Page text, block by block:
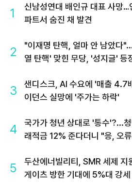
1
신남성연대 배인규 대표 사망…
파트서 숨진 채 발견
2
"이재명 탄핵, 얼마 안 남았다
열 탄핵' 맞힌 무당, '성지글' 등
3
샌디스크, AI 수요에 '매출 4.7
이던스 실망에 '주가는 하락'
4
국가가 청년 상대로 '통수'?...청
래적금 12% 준다더니 "응, 오
5
두산에너빌리티, SMR 세제 지
게이츠 방한 기대에 5%대 강세